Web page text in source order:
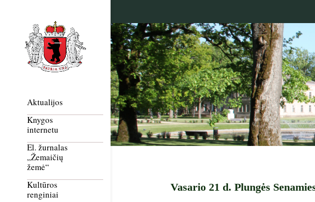
Aktualijos
Knygos
internetu
El. žurnalas
„Žemaičių
žemė“
Kultūros
renginiai
Vasario 21 d. Plungės